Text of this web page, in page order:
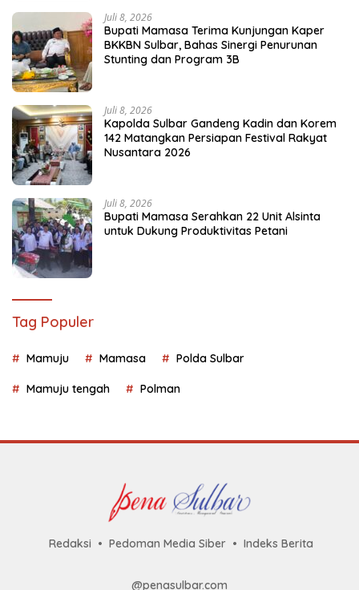
Juli 8, 2026
Bupati Mamasa Terima Kunjungan Kaper
BKKBN Sulbar, Bahas Sinergi Penurunan
Stunting dan Program 3B
Juli 8, 2026
Kapolda Sulbar Gandeng Kadin dan Korem
142 Matangkan Persiapan Festival Rakyat
Nusantara 2026
Juli 8, 2026
Bupati Mamasa Serahkan 22 Unit Alsinta
untuk Dukung Produktivitas Petani
Tag Populer
Mamuju Mamasa Polda Sulbar
Mamuju tengah Polman
Redaksi Pedoman Media Siber Indeks Berita
@penasulbar.com